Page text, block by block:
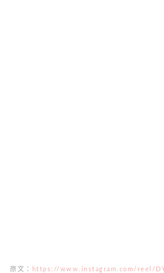
原文：
https://www.instagram.com/reel/